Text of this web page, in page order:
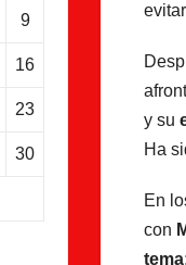
9
16
23
30
y su
Ha
En
con